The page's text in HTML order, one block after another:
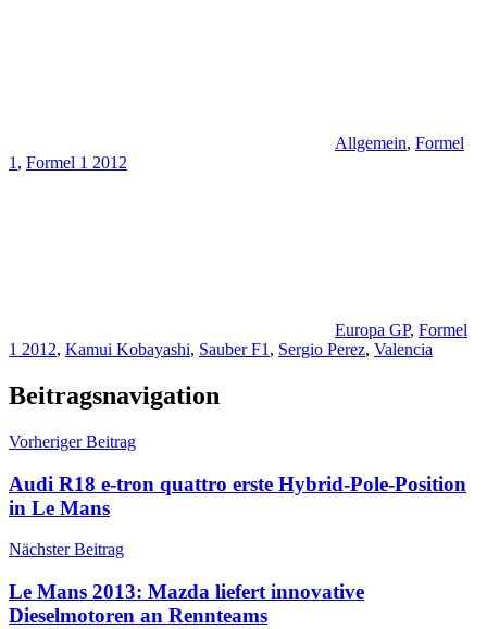
Allgemein, Formel
1 , Formel 1 2012
Europa GP, Formel
1 2012, Kamui Kobayashi, Sauber F1 , Sergio Perez, Valencia
Beitragsnavigation
Vorheriger Beitrag
Audi R18 e-tron quattro erste Hybrid-Pole-Position
in Le Mans
Nächster Beitrag
Le Mans 2013: Mazda liefert innovative
Dieselmotoren an Rennteams